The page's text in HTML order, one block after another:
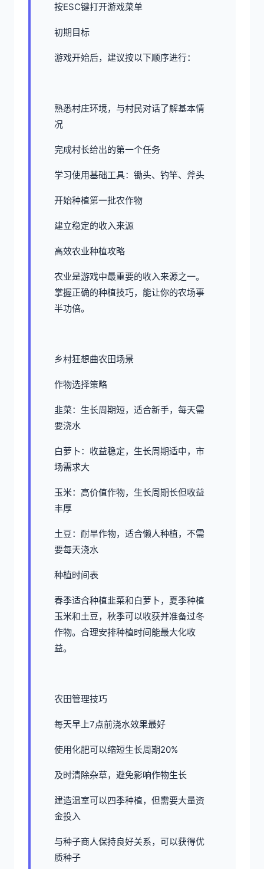
按ESC键打开游戏菜单
初期目标
游戏开始后，建议按以下顺序进行：
熟悉村庄环境，与村民对话了解基本情
况
完成村长给出的第一个任务
学习使用基础工具：锄头、钓竿、斧头
开始种植第一批农作物
建立稳定的收入来源
高效农业种植攻略
农业是游戏中最重要的收入来源之一。
掌握正确的种植技巧，能让你的农场事
半功倍。
乡村狂想曲农田场景
作物选择策略
韭菜：生长周期短，适合新手，每天需
要浇水
白萝卜：收益稳定，生长周期适中，市
场需求大
玉米：高价值作物，生长周期长但收益
丰厚
土豆：耐旱作物，适合懒人种植，不需
要每天浇水
种植时间表
春季适合种植韭菜和白萝卜，夏季种植
玉米和土豆，秋季可以收获并准备过冬
作物。合理安排种植时间能最大化收
益。
农田管理技巧
每天早上7点前浇水效果最好
使用化肥可以缩短生长周期20%
及时清除杂草，避免影响作物生长
建造温室可以四季种植，但需要大量资
金投入
与种子商人保持良好关系，可以获得优
质种子